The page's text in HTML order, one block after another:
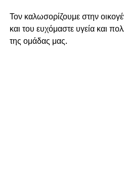
Τον καλωσορίζουμε στην
και του ευχόμαστε υγεία και
της ομάδας μας.